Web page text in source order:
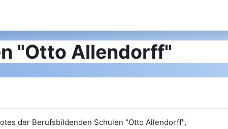
"Otto Allendorff"
der Berufsbildenden Schulen "Otto Allendorff",